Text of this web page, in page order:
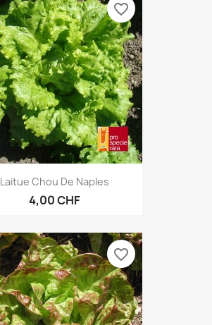
Laitue Chou De Naples
4,00 CHF
favorite_border
favorite_border